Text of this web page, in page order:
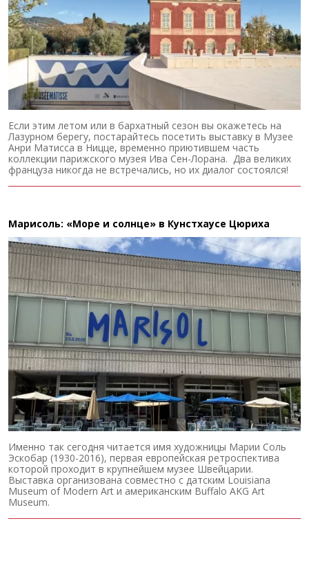
Если этим летом или в бархатный сезон вы окажетесь на
Лазурном берегу, постарайтесь посетить выставку в Музее
Анри Матисса в Ницце, временно приютившем часть
коллекции парижского музея Ива Сен-Лорана. Два великих
француза никогда не встречались, но их диалог состоялся!
Марисоль: «Море и солнце» в Кунстхаусе Цюриха
Именно так сегодня читается имя художницы Марии Соль
Эскобар (1930-2016), первая европейская ретроспектива
которой проходит в крупнейшем музее Швейцарии.
Выставка организована совместно с датским Louisiana
Museum of Modern Art и американским Buffalo AKG Art
Museum.